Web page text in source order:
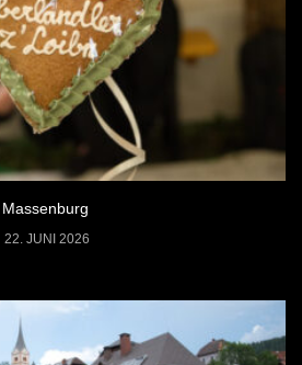
22. JUNI 2026